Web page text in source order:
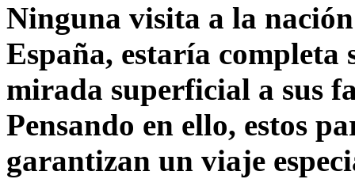
Ninguna visita a la
España, estaría completa
mirada superficial a sus
Pensando en ello, estos
garantizan un viaje